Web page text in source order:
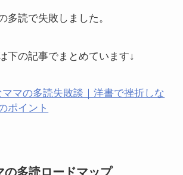
多読で失敗しました。
下の記事でまとめています↓
マの多読失敗談｜洋書で挫折しな
ポイント
の多読ロードマップ